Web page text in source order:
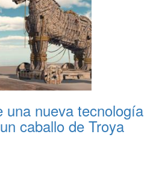
una nueva tecnología
caballo de Troya